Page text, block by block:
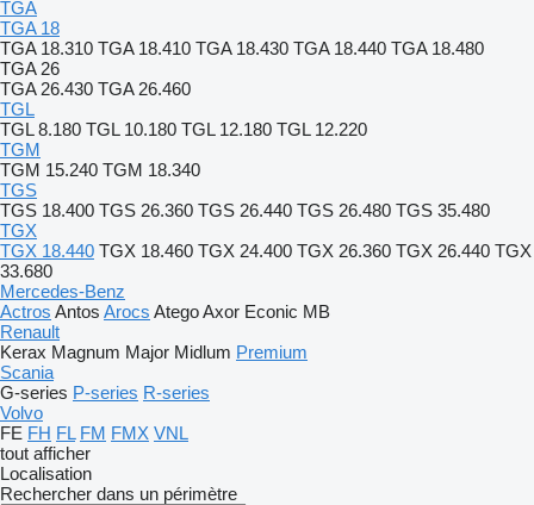
TGA
TGA 18
TGA 18.310 TGA 18.410 TGA 18.430 TGA 18.440 TGA 18.480
TGA 26
TGA 26.430 TGA 26.460
TGL
TGL 8.180 TGL 10.180 TGL 12.180 TGL 12.220
TGM
TGM 15.240 TGM 18.340
TGS
TGS 18.400 TGS 26.360 TGS 26.440 TGS 26.480 TGS 35.480
TGX
TGX 18.440 TGX 18.460 TGX 24.400 TGX 26.360 TGX 26.440 TGX
33.680
Mercedes-Benz
Actros Antos Arocs AtegoAxor Econic MB
Renault
Kerax Magnum Major Midlum Premium
Scania
G-series P-series R-series
Volvo
FE FH FL FM FMX VNL
tout afficher
Localisation
Rechercher dans un périmètre